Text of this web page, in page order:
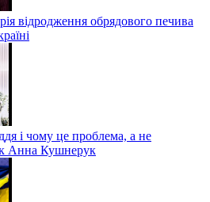
відродження обрядового печива
і чому це проблема, а не
Анна Кушнерук